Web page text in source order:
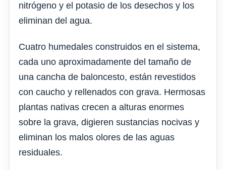
nitrógeno y el potasio de los desechos y los
eliminan del agua.
Cuatro humedales construidos en el sistema,
cada uno aproximadamente del tamaño de
una cancha de baloncesto, están revestidos
con caucho y rellenados con grava. Hermosas
plantas nativas crecen a alturas enormes
sobre la grava, digieren sustancias nocivas y
eliminan los malos olores de las aguas
residuales.